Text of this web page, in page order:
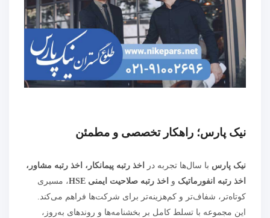
نیک پارس؛ راهکار تخصصی و مطمئن
نیک پارس با سال‌ها تجربه در
اخذ رتبه پیمانکار، اخذ رتبه مشاور،
اخذ رتبه انفورماتیک و اخذ رتبه صلاحیت ایمنی HSE
، مسیری
کوتاه‌تر، شفاف‌تر و کم‌هزینه‌تر برای شرکت‌ها فراهم می‌کند.
این مجموعه با تسلط کامل بر بخشنامه‌ها و روندهای به‌روز،